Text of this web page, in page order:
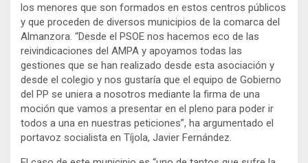
los menores que son formados en estos centros públicos
y que proceden de diversos municipios de la comarca del
Almanzora. “Desde el PSOE nos hacemos eco de las
reivindicaciones del AMPA y apoyamos todas las
gestiones que se han realizado desde esta asociación y
desde el colegio y nos gustaría que el equipo de Gobierno
del PP se uniera a nosotros mediante la firma de una
moción que vamos a presentar en el pleno para poder ir
todos a una en nuestras peticiones”, ha argumentado el
portavoz socialista en Tíjola, Javier Fernández.